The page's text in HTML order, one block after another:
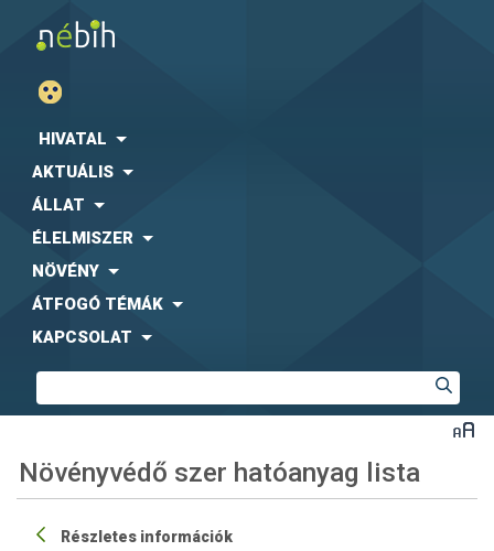
HIVATAL
AKTUÁLIS
ÁLLAT
ÉLELMISZER
NÖVÉNY
ÁTFOGÓ TÉMÁK
KAPCSOLAT
Növényvédő szer hatóanyag lista
Részletes információk